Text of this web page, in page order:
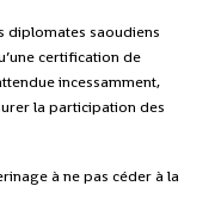
diplomates saoudiens
certification de
incessamment,
la participation des
à ne pas céder à la